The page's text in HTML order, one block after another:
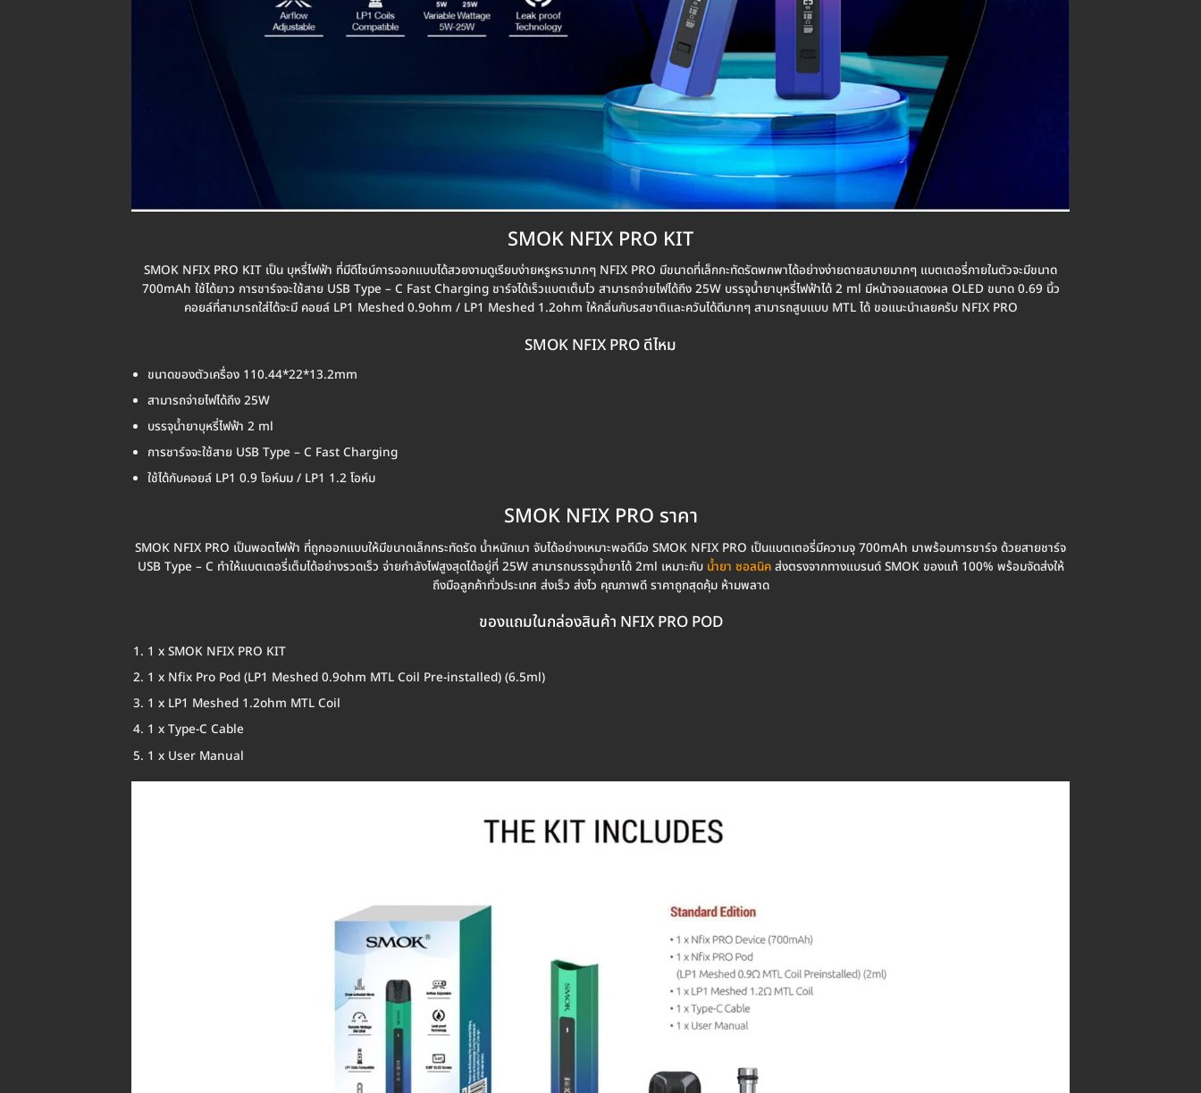
SMOK NFIX PRO KIT
SMOK NFIX PRO KIT เป็น บุหรี่ไฟฟ้า ที่มีดีไซน์การออกแบบได้สวยงามดูเรียบง่ายหรูหรามากๆ NFIX PRO มีขนาดที่เล็กกะทัดรัดพกพาได้อย่างง่ายดายสบายมากๆ แบตเตอรี่ภายในตัวจะมีขนาด
700mAh ใช้ได้ยาว การชาร์จจะใช้สาย USB Type – C Fast Charging ชาร์จได้เร็วแบตเต็มไว สามารถจ่ายไฟได้ถึง 25W บรรจุน้ำยาบุหรี่ไฟฟ้าได้ 2 ml มีหน้าจอแสดงผล OLED ขนาด 0.69 นิ้ว
คอยล์ที่สามารถใส่ได้จะมี คอยล์ LP1 Meshed 0.9ohm / LP1 Meshed 1.2ohm ให้กลิ่นกับรสชาติและควันได้ดีมากๆ สามารถสูบแบบ MTL ได้ ขอแนะนำเลยครับ NFIX PRO
SMOK NFIX PRO ดีไหม
ขนาดของตัวเครื่อง 110.44*22*13.2mm
สามารถจ่ายไฟได้ถึง 25W
บรรจุน้ำยาบุหรี่ไฟฟ้า 2 ml
การชาร์จจะใช้สาย USB Type – C Fast Charging
ใช้ได้กับคอยล์ LP1 0.9 โอห์มม / LP1 1.2 โอห์ม
SMOK NFIX PRO ราคา
SMOK NFIX PRO เป็นพอตไฟฟ้า ที่ถูกออกแบบให้มีขนาดเล็กกระทัดรัด น้ำหนักเบา จับได้อย่างเหมาะพอดีมือ SMOK NFIX PRO เป็นแบตเตอรี่มีความจุ 700mAh มาพร้อมการชาร์จ ด้วยสายชาร์จ
USB Type – C ทำให้แบตเตอรี่เต็มได้อย่างรวดเร็ว จ่ายกำลังไฟสูงสุดได้อยู่ที่ 25W สามารถบรรจุน้ำยาได้ 2ml เหมาะกับ น้ำยา ซอลนิคส่งตรงจากทางแบรนด์ SMOK ของแท้ 100% พร้อมจัดส่งให้
ถึงมือลูกค้าทั่วประเทศ ส่งเร็ว ส่งไว คุณภาพดี ราคาถูกสุดคุ้ม ห้ามพลาด
ของแถมในกล่องสินค้า NFIX PRO POD
1 x SMOK NFIX PRO KIT
1 x Nfix Pro Pod (LP1 Meshed 0.9ohm MTL Coil Pre-installed) (6.5ml)
1 x LP1 Meshed 1.2ohm MTL Coil
1 x Type-C Cable
1 x User Manual